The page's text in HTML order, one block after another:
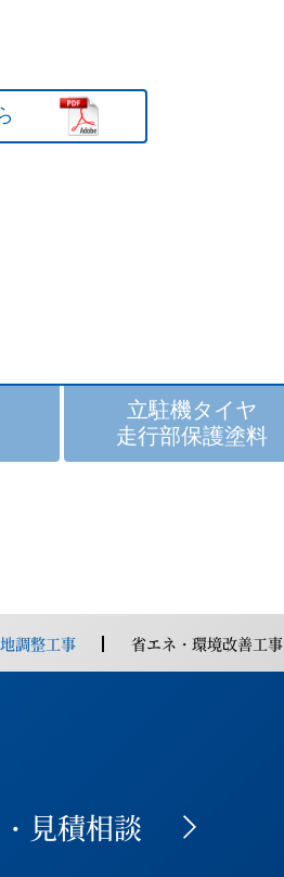
立駐機タイヤ
走行部保護塗料
調整工事 省エネ・環境改善工事
見積相談